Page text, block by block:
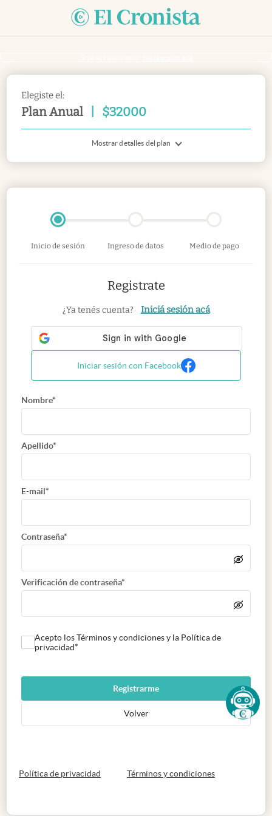
Elegiste el:
Plan Anual $32000
Mostrar detalles del plan
Inicio de sesión Ingreso de datos Medio de pago
Registrate
¿Ya tenés cuenta? Iniciá sesión acá
Iniciar sesión con Facebook
Nombre*
Apellido*
E-mail*
Contraseña*
Verificación de contraseña*
Acepto los Términos y condiciones y la Política de
privacidad*
Registrarme
Volver
Política de privacidad abre en nueva pestaña
Términos y condicionesabre en nueva